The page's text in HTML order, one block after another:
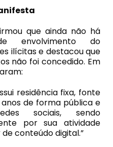
que ainda não há
envolvimento do
ilícitas e destacou que
não foi concedido. Em
residência fixa, fonte
de forma pública e
sociais, sendo
por sua atividade
conteúdo digital.”